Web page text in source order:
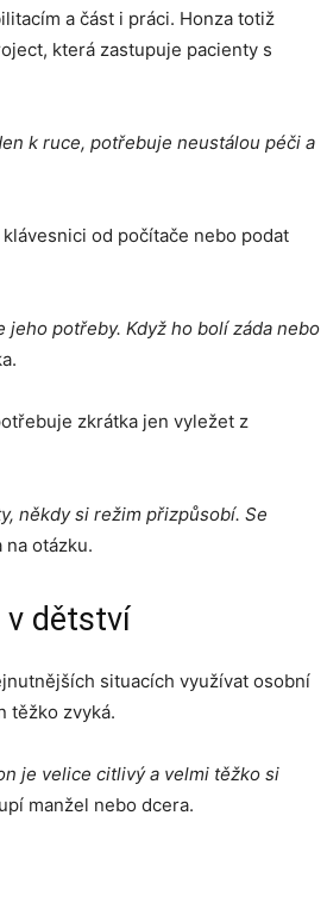
a část i práci. Honza totiž
která zastupuje pacienty s
k ruce, potřebuje neustálou péči a
od počítače nebo podat
jeho potřeby. Když ho bolí záda nebo
zkrátka jen vyležet z
někdy si režim přizpůsobí. Se
na otázku.
v dětství
situacích využívat osobní
těžko zvyká.
je velice citlivý a velmi těžko si
manžel nebo dcera.